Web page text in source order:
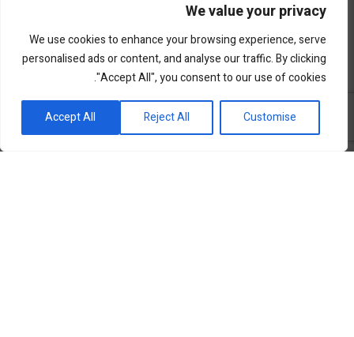
We value your privacy
We use cookies to enhance your browsing experience, serve
personalised ads or content, and analyse our traffic. By clicking
"Accept All", you consent to our use of cookies.
Customise
Reject All
Accept Allפורטל השקעות וחדשנות